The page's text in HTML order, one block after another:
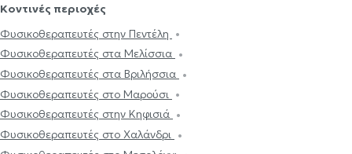
Κοντινές περιοχές
Φυσικοθεραπευτές στην Πεντέλη
Φυσικοθεραπευτές στα Μελίσσια
Φυσικοθεραπευτές στα Βριλήσσια
Φυσικοθεραπευτές στο Μαρούσι
Φυσικοθεραπευτές στην Κηφισιά
Φυσικοθεραπευτές στο Χαλάνδρι